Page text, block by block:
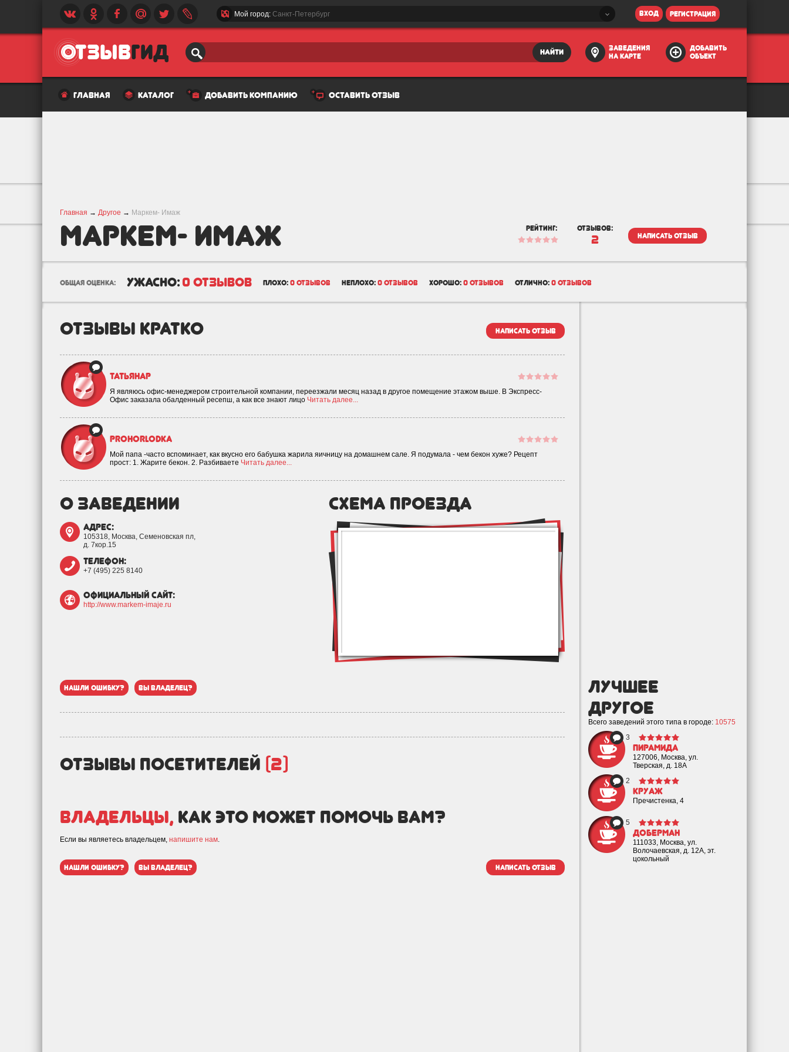
Мой город: Санкт-Петербург вход регистрация
найти
заведения
на карте
добавить
объект
главная каталог добавить компанию оставить отзыв
Главная → Другое → Маркем- Имаж
Маркем- Имаж рейтинг: отзывов:
2 написать отзыв
общая оценка: ужасно: 0 отзывов плохо: 0 отзывов неплохо: 0 отзывов хорошо: 0 отзывов отлично: 0 отзывов
лучшее
Другое
Всего заведений этого типа в городе: 10575
3
Пирамида
127006, Москва, ул.
Тверская, д. 18А
2
Круаж
Пречистенка, 4
5
Доберман
111033, Москва, ул.
Волочаевская, д. 12А, эт.
цокольный
отзывы кратко написать отзыв
ТатьянаP
Я являюсь офис-менеджером строительной компании, переезжали месяц назад в другое помещение этажом выше. В Экспресс-
Офис заказала обалденный ресепш, а как все знают лицо Читать далее...
prohorlodka
Мой папа -часто вспоминает, как вкусно его бабушка жарила яичницу на домашнем сале. Я подумала - чем бекон хуже? Рецепт
прост: 1. Жарите бекон. 2. Разбиваете Читать далее...
о заведении
адрес:
105318, Москва, Семеновская пл,
д. 7кор.15
телефон:
+7 (495) 225 8140
официальный сайт:
http://www.markem-imaje.ru
схема проезда
нашли ошибку? вы владелец?
отзывы посетителей (2)
Владельцы, как это может помочь вам?
Если вы являетесь владельцем, напишите нам.
нашли ошибку? вы владелец? написать отзыв